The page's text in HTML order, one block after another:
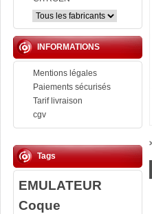
INFORMATIONS
Mentions légales
Paiements sécurisés
Tarif livraison
cgv
Tags
EMULATEUR
Coque